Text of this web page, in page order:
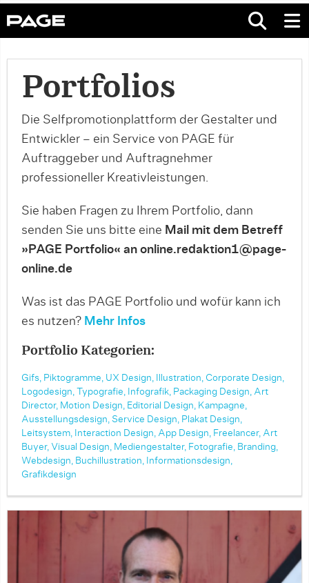
Portfolios
Die Selfpromotionplattform der Gestalter und
Entwickler – ein Service von PAGE für
Auftraggeber und Auftragnehmer
professioneller Kreativleistungen.
Sie haben Fragen zu Ihrem Portfolio, dann
senden Sie uns bitte eine Mail mit dem Betreff
»PAGE Portfolio« an online.redaktion1@page-
online.de
Was ist das PAGE Portfolio und wofür kann ich
es nutzen? Mehr Infos
Portfolio Kategorien:
Gifs, Piktogramme, UX Design, Illustration, Corporate Design,
Logodesign,
Typografie, Infografik, Packaging Design, Art
Director, Motion Design, Editorial Design, Kampagne,
Ausstellungsdesign, Service Design, Plakat Design,
Leitsystem, Interaction Design, App Design, Freelancer, Art
Buyer, Visual Design, Mediengestalter, Fotografie, Branding,
Webdesign, Buchillustration, Informationsdesign,
Grafikdesign